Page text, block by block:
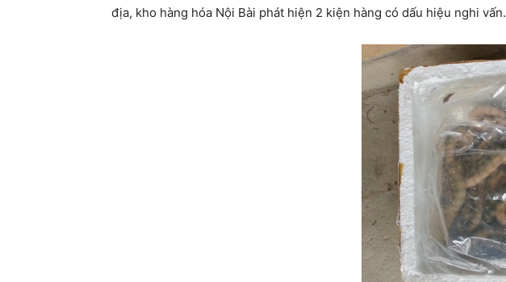
địa, kho hàng hóa Nội Bài phát hiện 2 kiện hàng có dấu hiệu nghi vấn.